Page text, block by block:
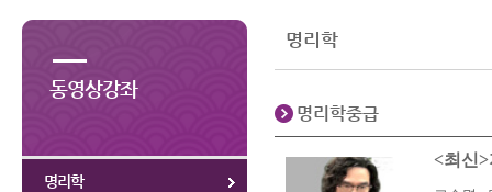
동영상강좌
명리학
명리학
명리학중급
<최신